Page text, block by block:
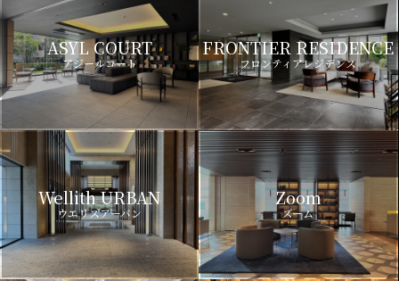
ASYL COURT
アジールコート
FRONTIER RESIDENCE
フロンティアレジデンス
Wellith URBAN
ウエリスアーバン
Zoom
ズーム